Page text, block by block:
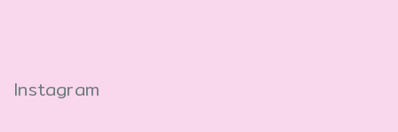
Instagram